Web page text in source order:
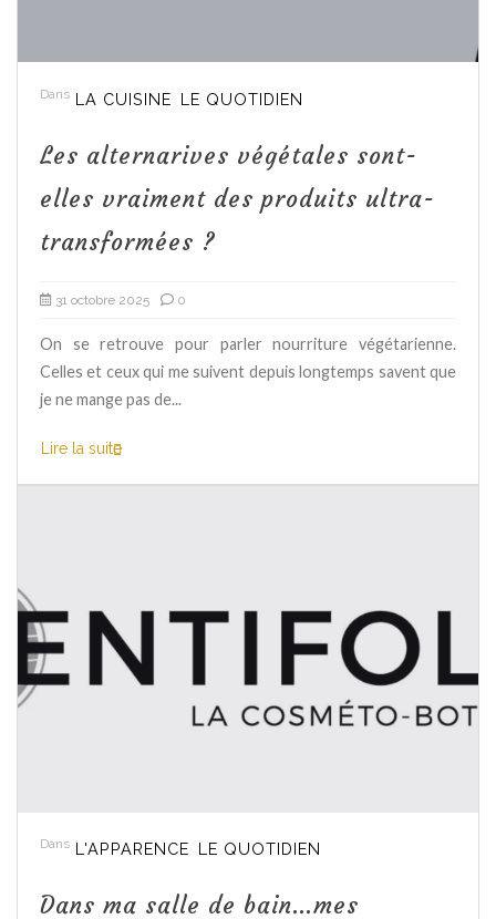
Dans LA CUISINE LE QUOTIDIEN
Les alternarives végétales sont-
elles vraiment des produits ultra-
transformées ?
31 octobre 2025 0
On se retrouve pour parler nourriture végétarienne.
Celles et ceux qui me suivent depuis longtemps savent que
je ne mange pas de...
Lire la suite
Dans L'APPARENCE LE QUOTIDIEN
Dans ma salle de bain…mes